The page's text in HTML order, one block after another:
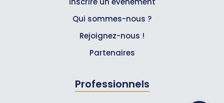
Qui sommes-nous ?
Rejoignez-nous !
Partenaires
Professionnels